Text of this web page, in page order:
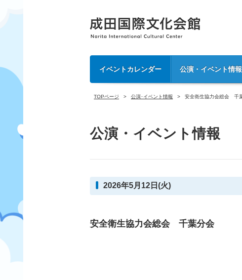
イベントカレンダー 公演・イベント情報
TOPページ 公演･イベント情報 安全衛生協力会総会 千
公演・イベント情報
2026年5月12日(火)
安全衛生協力会総会 千葉分会